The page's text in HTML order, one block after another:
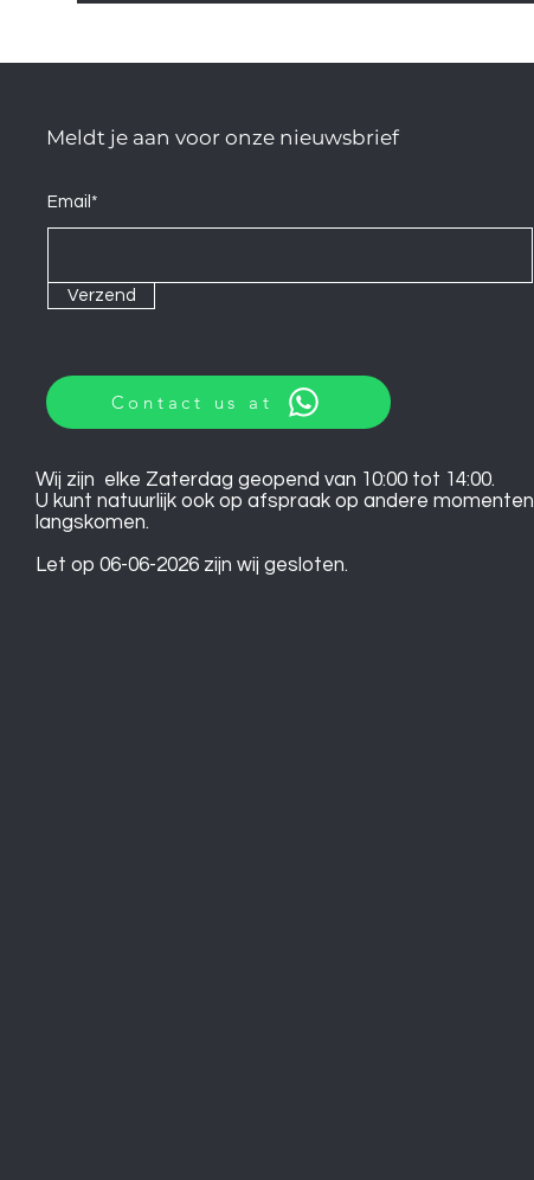
Meldt je aan voor onze nieuwsbrief
Email*
Verzend
Contact us at
Wij zijn elke Zaterdag geopend van 10:00 tot 14:00.
U kunt natuurlijk ook op afspraak op andere momenten
langskomen.
Let op 06-06-2026 zijn wij gesloten.